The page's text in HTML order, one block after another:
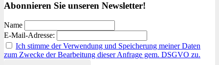
sofortige
der
unternehmerischen
Freiheiten
Abonnieren Sie unseren Newsletter!
Name
E-Mail-Adresse:
Ich stimme der Verwendung und Speicherung meiner Daten
zum Zwecke der Bearbeitung dieser Anfrage gem. DSGVO zu.